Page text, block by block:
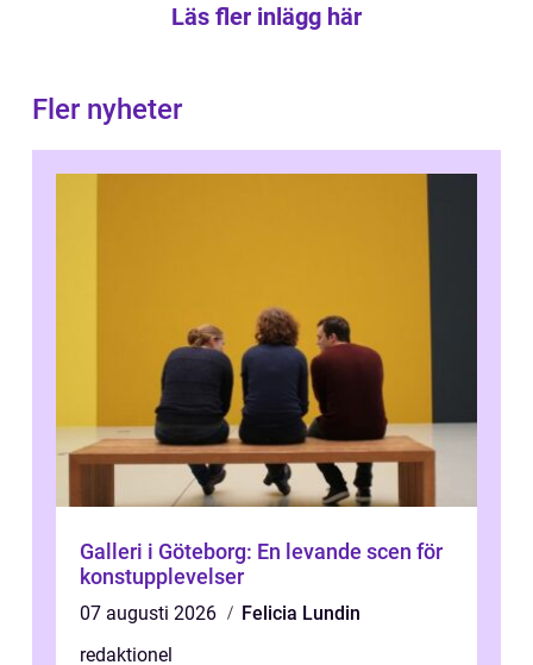
Läs fler inlägg här
Fler nyheter
Galleri i Göteborg: En levande scen för
konstupplevelser
07 augusti 2026
Felicia Lundin
redaktionel